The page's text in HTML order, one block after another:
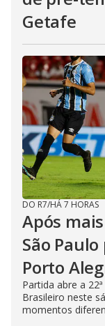
Getafe
DO R7/HÁ 7 HORAS
Após
São
Porto
Partida abre a
Brasileiro neste
momentos